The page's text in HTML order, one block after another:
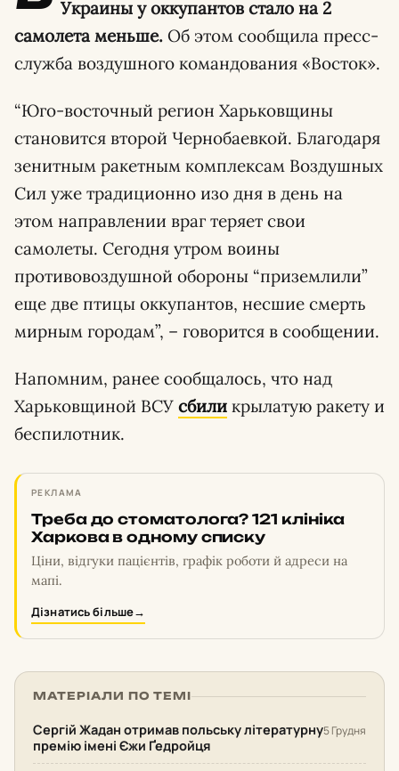
Украины у оккупантов стало на 2
самолета меньше. Об этом сообщила пресс-
служба воздушного командования «Восток».
“Юго-восточный регион Харьковщины
становится второй Чернобаевкой. Благодаря
зенитным ракетным комплексам Воздушных
Сил уже традиционно изо дня в день на
этом направлении враг теряет свои
самолеты. Сегодня утром воины
противовоздушной обороны “приземлили”
еще две птицы оккупантов, несшие смерть
мирным городам”, – говорится в сообщении.
Напомним, ранее сообщалось, что над
Харьковщиной ВСУ сбили крылатую ракету и
беспилотник.
РЕКЛАМА
Треба до стоматолога? 121 клініка
Харкова в одному списку
Ціни, відгуки пацієнтів, графік роботи й адреси на
мапі.
Дізнатись більше→
МАТЕРІАЛИ ПО ТЕМІ
Сергій Жадан отримав польську літературну
премію імені Єжи Ґедройця
5 Грудня